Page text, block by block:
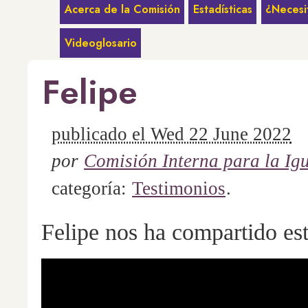
Acerca de la Comisión Estadísticas
Videoglosario
Felipe
publicado el Wed 22 June 2022
por Comisión Interna para la
categoría: Testimonios.
Felipe nos ha compartido